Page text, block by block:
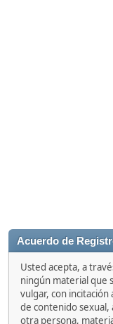
Acuerdo de
Usted acepta, a
ningún material que
vulgar, con
de contenido sexual,
otra persona,